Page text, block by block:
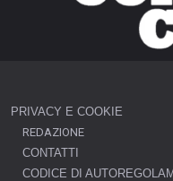
PRIVACY E COOKIE
REDAZIONE
CONTATTI
CODICE DI